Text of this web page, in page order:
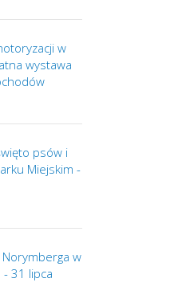
w
wystawa
psów i
Miejskim -
w
- 31 lipca